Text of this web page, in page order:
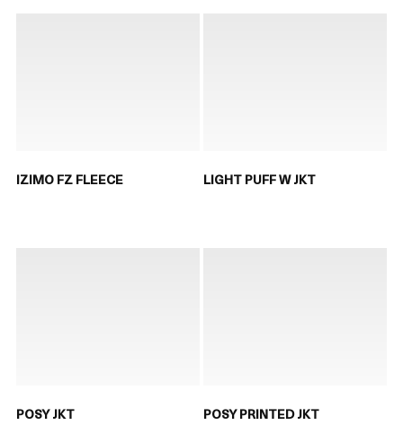
IZIMO FZ FLEECE LIGHT PUFF W JKT
POSY JKT POSY PRINTED JKT